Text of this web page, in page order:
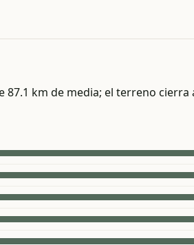
km de media; el terreno